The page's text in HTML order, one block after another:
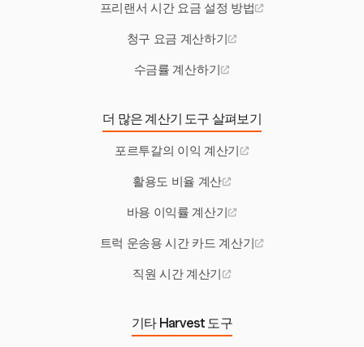
프리랜서 시간 요금 설정 방법
청구 요금 계산하기
수금률 계산하기
더 많은 계산기 도구 살펴보기
포르투갈의 이익 계산기
활용도 비율 계산
바용 이익률 계산기
트럭 운송용 시간 카드 계산기
직원 시간 계산기
기타 Harvest 도구